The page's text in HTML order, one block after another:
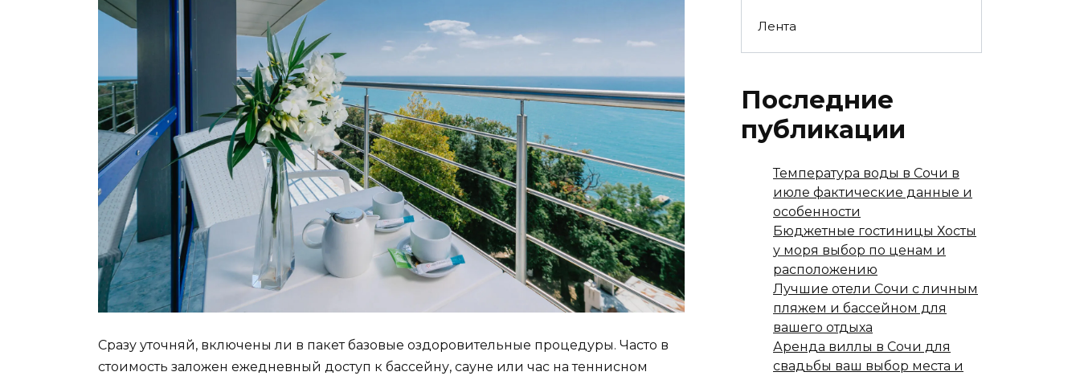
Сразу уточняй, включены ли в пакет базовые оздоровительные процедуры. Часто в
стоимость заложен ежедневный доступ к бассейну, сауне или час на теннисном
Лента
Последние
публикации
Температура воды в Сочи в
июле фактические данные и
особенности
Бюджетные гостиницы Хосты
у моря выбор по ценам и
расположению
Лучшие отели Сочи с личным
пляжем и бассейном для
вашего отдыха
Аренда виллы в Сочи для
свадьбы ваш выбор места и